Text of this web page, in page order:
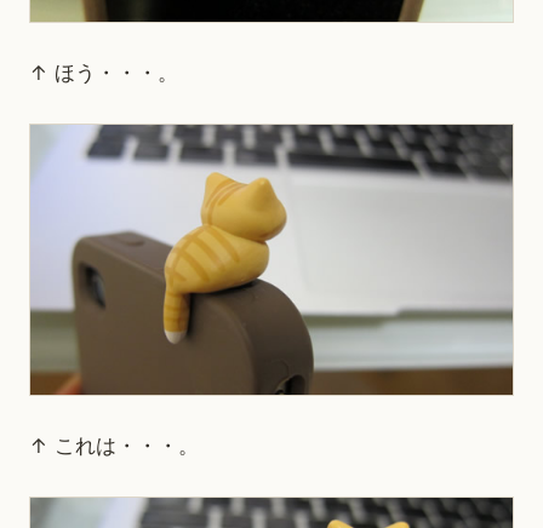
↑ ほう・・・。
↑ これは・・・。